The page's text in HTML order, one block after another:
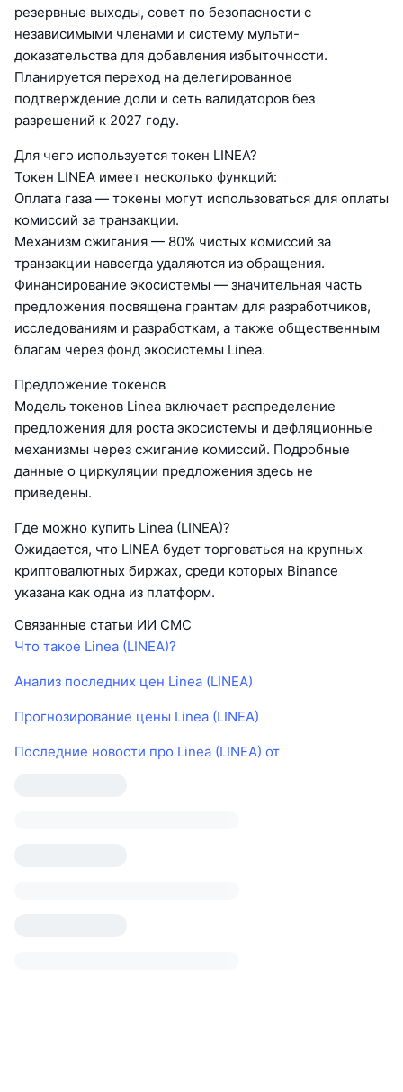
резервные выходы, совет по безопасности с
независимыми членами и систему мульти-
доказательства для добавления избыточности.
Планируется переход на делегированное
подтверждение доли и сеть валидаторов без
разрешений к 2027 году.
Для чего используется токен LINEA?
Токен LINEA имеет несколько функций:
Оплата газа — токены могут использоваться для оплаты
комиссий за транзакции.
Механизм сжигания — 80% чистых комиссий за
транзакции навсегда удаляются из обращения.
Финансирование экосистемы — значительная часть
предложения посвящена грантам для разработчиков,
исследованиям и разработкам, а также общественным
благам через фонд экосистемы Linea.
Предложение токенов
Модель токенов Linea включает распределение
предложения для роста экосистемы и дефляционные
механизмы через сжигание комиссий. Подробные
данные о циркуляции предложения здесь не
приведены.
Где можно купить Linea (LINEA)?
Ожидается, что LINEA будет торговаться на крупных
криптовалютных биржах, среди которых Binance
указана как одна из платформ.
Связанные статьи ИИ CMC
Что такое Linea (LINEA)?
Анализ последних цен Linea (LINEA)
Прогнозирование цены Linea (LINEA)
Последние новости про Linea (LINEA) от